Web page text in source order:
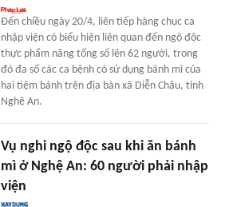
Đến chiều ngày 20/4, liên tiếp hàng chục ca
nhập viện có biểu hiện liên quan đến ngộ độc
thực phẩm nâng tổng số lên 62 người, trong
đó đa số các ca bệnh có sử dụng bánh mì của
hai tiệm bánh trên địa bàn xã Diễn Châu, tỉnh
Nghệ An.
Vụ nghi ngộ độc sau khi ăn bánh
mì ở Nghệ An: 60 người phải nhập
viện